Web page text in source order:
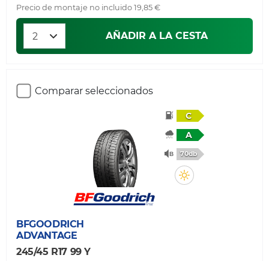
Precio de montaje no incluido 19,85 €
AÑADIR A LA CESTA
Comparar seleccionados
C
A
70db
BFGOODRICH
ADVANTAGE
245/45 R17 99 Y